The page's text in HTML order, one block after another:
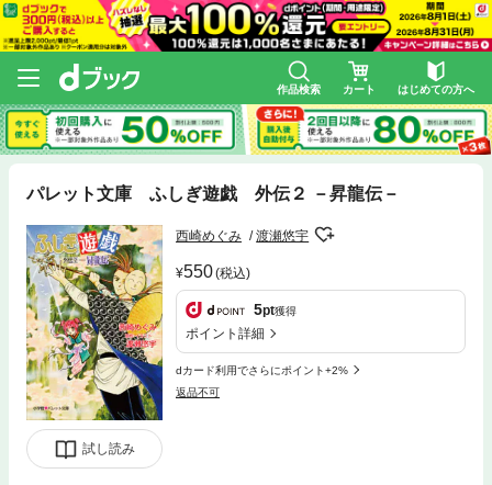
作品検索 カート はじめての方へ
パレット文庫 ふしぎ遊戯 外伝２ －昇龍伝－
試し読み
西崎めぐみ 渡瀬悠宇
550(税込)
5pt獲得
ポイント詳細
dカード利用でさらにポイント+2%
返品不可